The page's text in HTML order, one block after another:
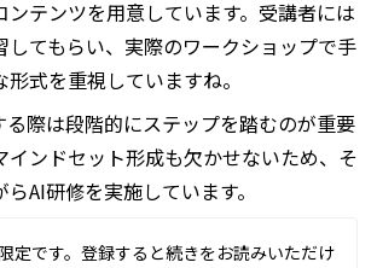
ンテンツを用意しています。受講者には
してもらい、実際のワークショップで手
式を重視していますね。
際は段階的にステップを踏むのが重要
インドセット形成も欠かせないため、そ
AI研修を実施しています。
定です。登録すると続きをお読みいただけ